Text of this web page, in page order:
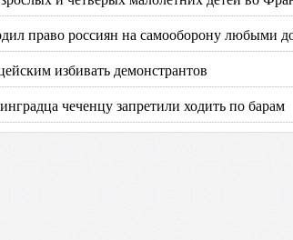
право россиян на самооборону любыми
избивать демонстрантов
чеченцу запретили ходить по барам